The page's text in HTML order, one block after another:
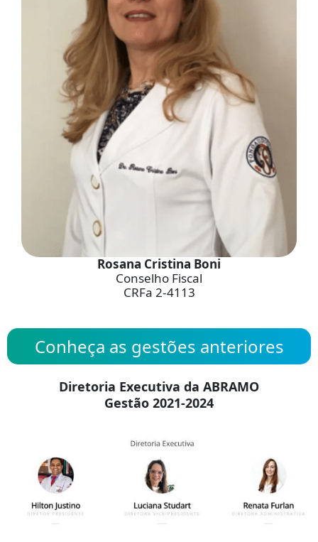
Rosana Cristina Boni
Conselho Fiscal
CRFa 2-4113
Conheça as gestões anteriores
Diretoria Executiva da ABRAMO
Gestão 2021-2024